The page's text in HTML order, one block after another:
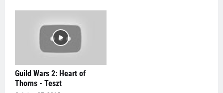
Guild Wars 2: Heart of
Thorns - Teszt